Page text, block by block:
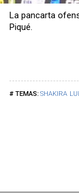
SHAKIRA
La pancarta
Piqué.